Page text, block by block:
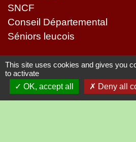
SNCF
Conseil Départemental
Séniors leucois
Mentions légales
Accessibilité -
This site uses cookies and gives you
to activate
OK, accept all
Deny all